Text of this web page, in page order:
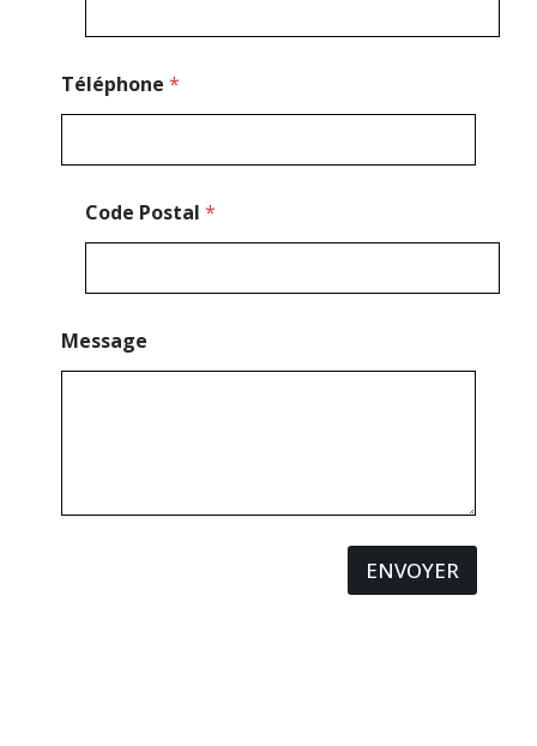
*
Téléphone *
Code Postal *
Message
ENVOYER